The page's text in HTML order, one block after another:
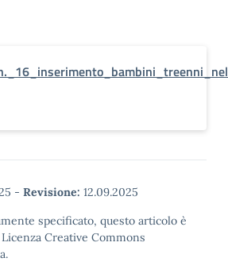
- Revisione: 12.09.2025
specificato, questo articolo è
Creative Commons